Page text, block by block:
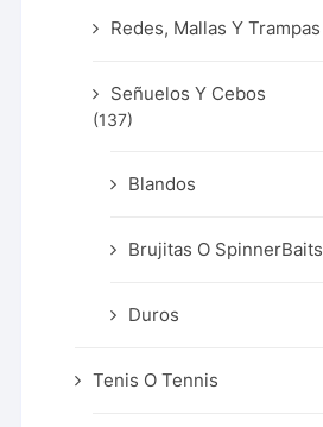
Redes, Mallas Y Trampas
Señuelos Y Cebos
(137)
Blandos
Brujitas O SpinnerBaits
Duros
Tenis O Tennis